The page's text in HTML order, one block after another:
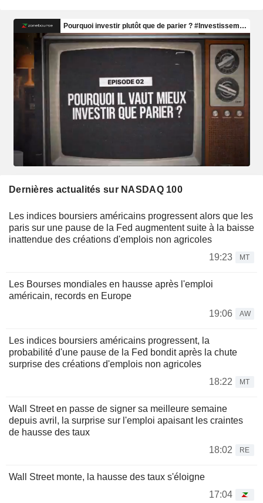
Dernières actualités sur NASDAQ 100
Les indices boursiers américains progressent alors que les
paris sur une pause de la Fed augmentent suite à la baisse
inattendue des créations d'emplois non agricoles
19:23
MT
Les Bourses mondiales en hausse après l'emploi
américain, records en Europe
19:06
AW
Les indices boursiers américains progressent, la
probabilité d'une pause de la Fed bondit après la chute
surprise des créations d'emplois non agricoles
18:22
MT
Wall Street en passe de signer sa meilleure semaine
depuis avril, la surprise sur l'emploi apaisant les craintes
de hausse des taux
18:02
RE
Wall Street monte, la hausse des taux s'éloigne
17:04